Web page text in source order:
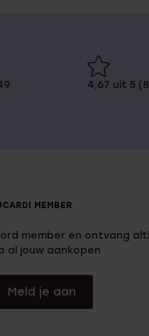
4,67 uit 5
MEMBER
member en ontvang
al jouw aankopen
Meld je aan